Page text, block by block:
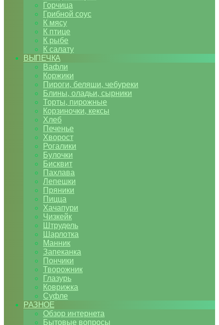
Горчица
Грибной соус
К мясу
К птице
К рыбе
К салату
ВЫПЕЧКА
Вафли
Коржики
Пироги, беляши, чебуреки
Блины, оладьи, сырники
Торты, пирожные
Корзиночки, кексы
Хлеб
Печенье
Хворост
Рогалики
Булочки
Бисквит
Пахлава
Лепешки
Пряники
Пицца
Хачапури
Чизкейк
Штрудель
Шарлотка
Манник
Запеканка
Пончики
Творожник
Глазурь
Коврижка
Суфле
РАЗНОЕ
Обзор интернета
Бытовые вопросы